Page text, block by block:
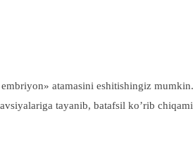
atamasini eshitishingiz
tayanib, batafsil ko’rib